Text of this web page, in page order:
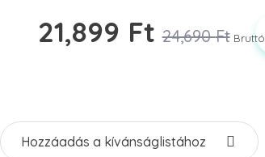
21,899 Ft 24,690Ft Bruttó
Hozzáadás a kívánságlistához